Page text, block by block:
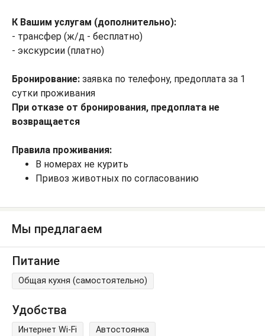
К Вашим услугам (дополнительно):
- трансфер (ж/д - бесплатно)
- экскурсии (платно)
Бронирование: заявка по телефону, предоплата за 1
сутки проживания
При отказе от бронирования, предоплата не
возвращается
Правила проживания:
В номерах не курить
Привоз животных по согласованию
Мы предлагаем
Питание
Общая кухня (самостоятельно)
Удобства
Интернет Wi-Fi
Автостоянка